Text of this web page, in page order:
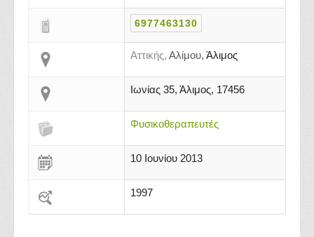
6977463130
Αττικής, Αλίμου, Άλιμος
Ιωνίας 35, Άλιμος, 17456
Φυσικοθεραπευτές
10 Ιουνίου 2013
1997